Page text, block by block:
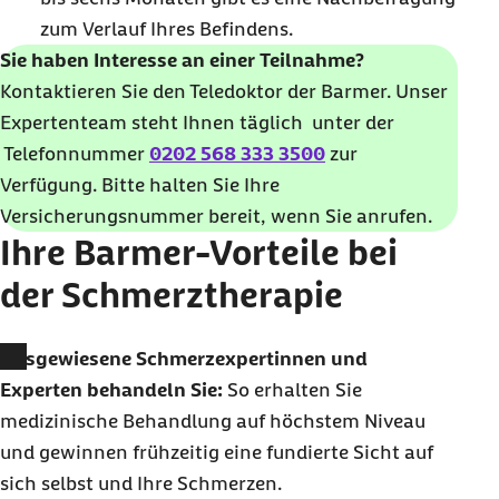
zum Verlauf Ihres Befindens.
Sie haben Interesse an einer Teilnahme?
Kontaktieren Sie den Teledoktor der Barmer. Unser
Expertenteam steht Ihnen täglich unter der
Telefonnummer 0202 568 333 3500 zur
Verfügung. Bitte halten Sie Ihre
Versicherungsnummer bereit, wenn Sie anrufen.
Ihre Barmer-Vorteile bei
der Schmerztherapie
Ausgewiesene Schmerzexpertinnen und
Experten behandeln Sie: So erhalten Sie
medizinische Behandlung auf höchstem Niveau
und gewinnen frühzeitig eine fundierte Sicht auf
sich selbst und Ihre Schmerzen.